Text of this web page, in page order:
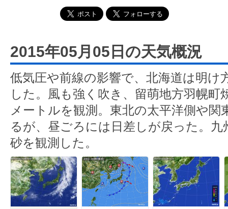
2015年05月05日の天気概況
低気圧や前線の影響で、北海道は明け
した。風も強く吹き、留萌地方羽幌町
メートルを観測。東北の太平洋側や
るが、昼ごろには日差しが戻った。
砂を観測した。